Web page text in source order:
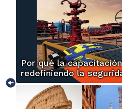
Por qué la
redefiniendo la